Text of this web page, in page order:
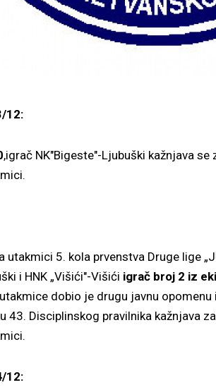
12:
,igrač NK"Bigeste"-Ljubuški kažnjava
kola prvenstva Druge lige
i HNK „Višići"-Višići igrač broj 2 iz
dobio je drugu javnu
43. Disciplinskog pravilnika kažnjava
12: